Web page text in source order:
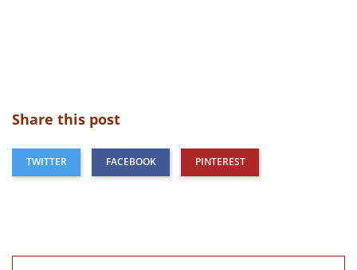
Share this post
TWITTER FACEBOOK PINTEREST